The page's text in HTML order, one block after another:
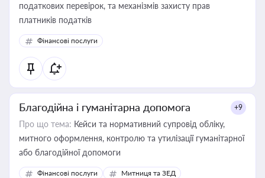
податкових перевірок, та механізмів захисту прав
платників податків
Фінансові послуги
Благодійна і гуманітарна допомога +9
Про що тема: Кейси та нормативний супровід обліку,
митного оформлення, контролю та утилізації гуманітарної
або благодійної допомоги
Фінансові послуги Митниця та ЗЕД